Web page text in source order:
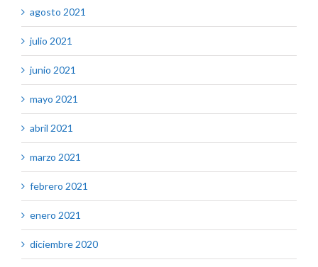
agosto 2021
julio 2021
junio 2021
mayo 2021
abril 2021
marzo 2021
febrero 2021
enero 2021
diciembre 2020